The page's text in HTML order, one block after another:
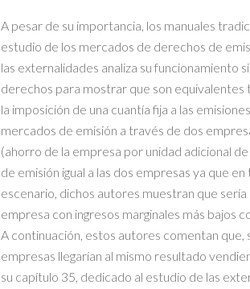
A pesar de su importancia, los manuales
estudio de los mercados de derechos de
las externalidades analiza su funcionamiento
derechos para mostrar que son
la imposición de una cuantía fija a las
mercados de emisión a través de dos
(ahorro de la empresa por unidad adicional
de emisión igual a las dos empresas ya que
escenario, dichos autores muestran que
empresa con ingresos marginales más bajos
A continuación, estos autores comentan que,
empresas llegarían al mismo resultado
su capítulo 35, dedicado al estudio de las